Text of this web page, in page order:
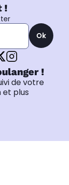
!
Ok
!
de votre
et plus